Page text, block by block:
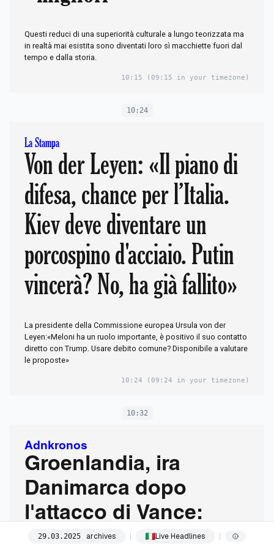
Questi reduci di una superiorità culturale a lungo teorizzata ma
in realtà mai esistita sono diventati loro sì macchiette fuori dal
tempo e dalla storia.
10:15 (09:15 in your timezone)
10:24
La Stampa
Von der Leyen: «Il piano di
difesa, chance per l’Italia.
Kiev deve diventare un
porcospino d'acciaio. Putin
vincerà? No, ha già fallito»
La presidente della Commissione europea Ursula von der
Leyen:«Meloni ha un ruolo importante, è positivo il suo contatto
diretto con Trump. Usare debito comune? Disponibile a valutare
le proposte»
10:24 (09:24 in your timezone)
10:32
Adnkronos
Groenlandia, ira
Danimarca dopo
l'attacco di Vance:
"Non apprezziamo il
29.03.2025 archives Live Headlines